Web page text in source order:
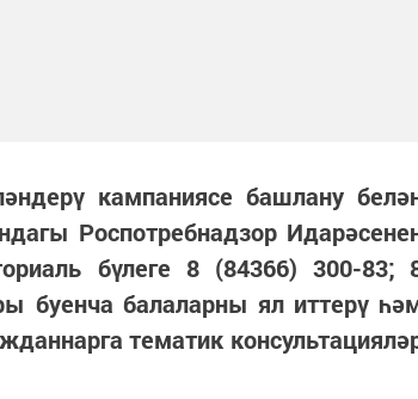
кампаниясе башлану
Роспотребнадзор
бүлеге 8 (84366) 300-83;
буенча балаларны ял иттерү
тематик